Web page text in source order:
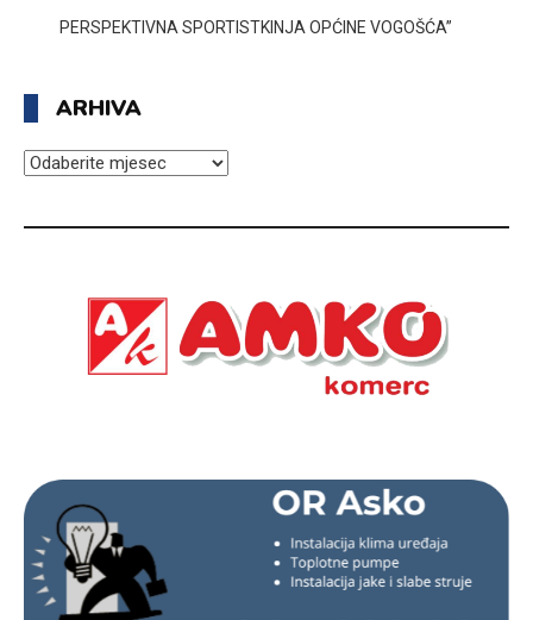
PERSPEKTIVNA SPORTISTKINJA OPĆINE VOGOŠĆA”
ARHIVA
ARHIVA